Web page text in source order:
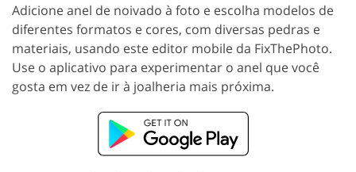
Adicione anel de noivado à foto e escolha modelos de
diferentes formatos e cores, com diversas pedras e
materiais, usando este editor mobile da FixThePhoto.
Use o aplicativo para experimentar o anel que você
gosta em vez de ir à joalheria mais próxima.